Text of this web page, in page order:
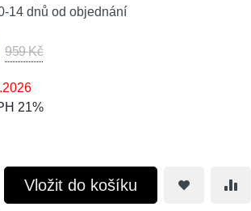
14 dnů od objednání
959 Kč
21%
Vložit do košíku